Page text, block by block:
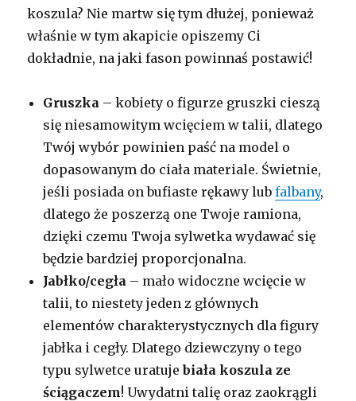
koszula? Nie martw się tym dłużej, ponieważ
właśnie w tym akapicie opiszemy Ci
dokładnie, na jaki fason powinnaś postawić!
Gruszka – kobiety o figurze gruszki cieszą
się niesamowitym wcięciem w talii, dlatego
Twój wybór powinien paść na model o
dopasowanym do ciała materiale. Świetnie,
jeśli posiada on bufiaste rękawy lubfalbany,
dlatego że poszerzą one Twoje ramiona,
dzięki czemu Twoja sylwetka wydawać się
będzie bardziej proporcjonalna.
Jabłko/cegła – mało widoczne wcięcie w
talii, to niestety jeden z głównych
elementów charakterystycznych dla figury
jabłka i cegły. Dlatego dziewczyny o tego
typu sylwetce uratujebiała koszula ze
ściągaczem! Uwydatni talię oraz zaokrągli